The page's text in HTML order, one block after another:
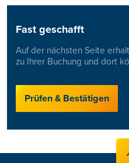
Fast geschafft
Auf der nächsten Seite
zu Ihrer Buchung und dort
Prüfen & Bestätigen